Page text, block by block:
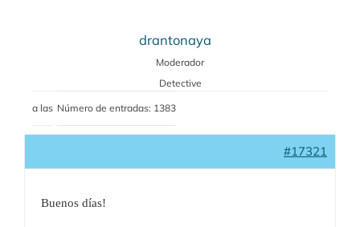
drantonaya
Moderador
Detective
a las Número de entradas: 1383
#17321
Buenos días!